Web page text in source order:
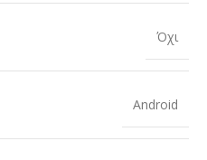
Όχι
Android